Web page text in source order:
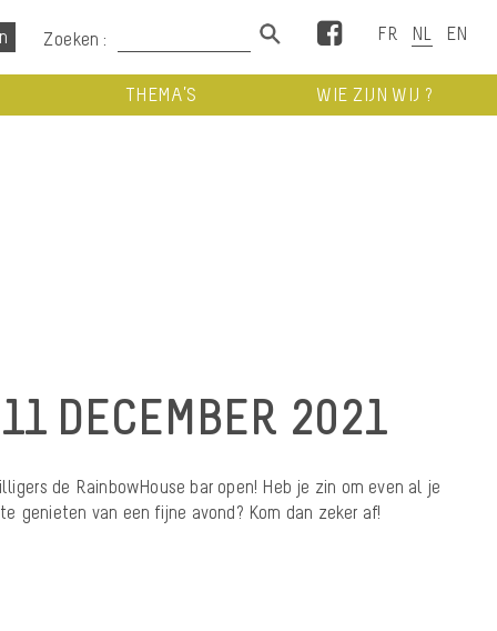
Zoeken : Facebook
THEMA’S WIE ZIJN WIJ ?
DECEMBER 2021
de RainbowHouse bar open! Heb je zin om even al je
genieten van een fijne avond? Kom dan zeker af!